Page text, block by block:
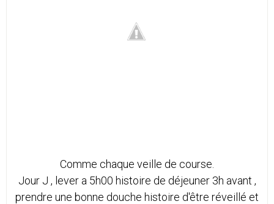
Comme chaque veille de course.
Jour J , lever a 5h00 histoire de déjeuner 3h avant ,
prendre une bonne douche histoire d'être réveillé et